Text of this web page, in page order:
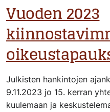
Vuoden 2023
Julkisten hankintojen
9.11.2023 jo 15. kerran
kuulemaan ja